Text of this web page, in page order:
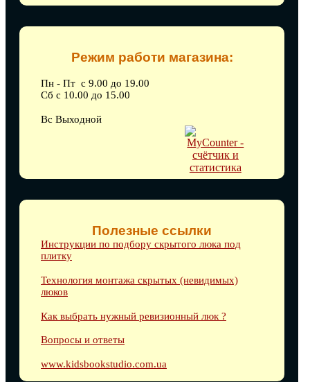
Режим работи магазина:
Пн - Пт с 9.00 до 19.00
Сб с 10.00 до 15.00
Вс Выходной
Полезные ссылки
Инструкции по подбору скрытого люка под
плитку
Технология монтажа скрытых (невидимых)
люков
Как выбрать нужный ревизионный люк ?
Вопросы и ответы
www.kidsbookstudio.com.ua